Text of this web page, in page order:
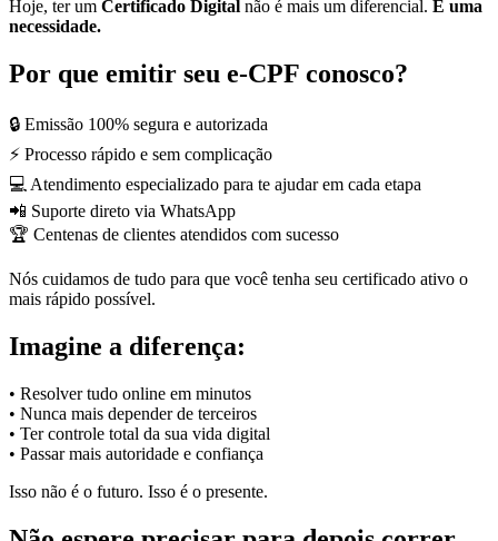
Hoje, ter um Certificado Digital não é mais um diferencial. É uma
necessidade.
Por que emitir seu e-CPF conosco?
🔒 Emissão 100% segura e autorizada
⚡ Processo rápido e sem complicação
💻 Atendimento especializado para te ajudar em cada etapa
📲 Suporte direto via WhatsApp
🏆 Centenas de clientes atendidos com sucesso
Nós cuidamos de tudo para que você tenha seu certificado ativo o
mais rápido possível.
Imagine a diferença:
• Resolver tudo online em minutos
• Nunca mais depender de terceiros
• Ter controle total da sua vida digital
• Passar mais autoridade e confiança
Isso não é o futuro. Isso é o presente.